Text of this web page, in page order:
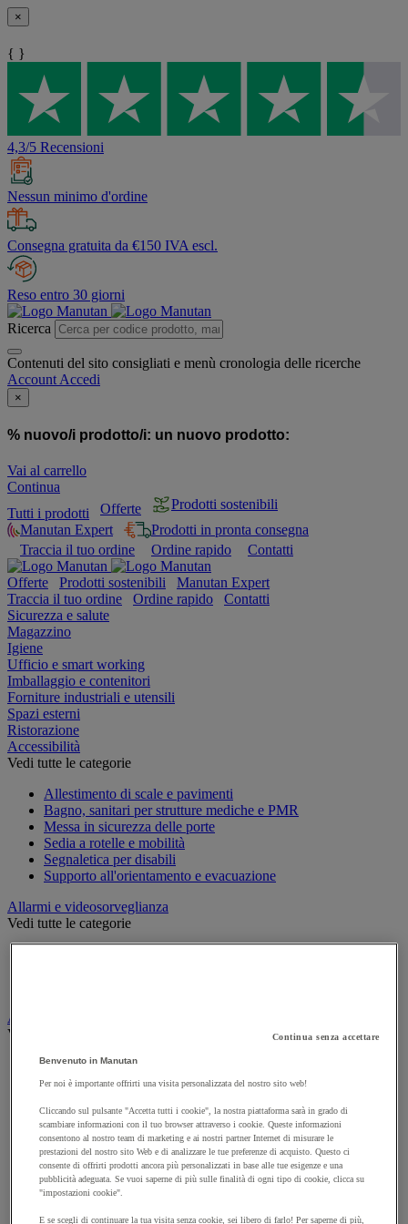
×
{ }
4,3/5 Recensioni
Nessun minimo d'ordine
Consegna gratuita da €150 IVA escl.
Reso entro 30 giorni
Ricerca
Contenuti del sito consigliati e menù cronologia delle ricerche
Account Accedi
×
% nuovo/i prodotto/i: un nuovo prodotto:
Vai al carrello
Continua
Tutti i prodotti
Offerte
Prodotti sostenibili
Manutan Expert
Prodotti in pronta consegna
Traccia il tuo ordine
Ordine rapido Contatti
Offerte Prodotti sostenibili
Manutan Expert
Traccia il tuo ordine
Ordine rapido
Contatti
Sicurezza e salute
Magazzino
Igiene
Ufficio e smart working
Imballaggio e contenitori
Forniture industriali e utensili
Spazi esterni
Ristorazione
Accessibilità
Vedi tutte le categorie
Allestimento di scale e pavimenti
Bagno, sanitari per strutture mediche e PMR
Messa in sicurezza delle porte
Sedia a rotelle e mobilità
Segnaletica per disabili
Supporto all'orientamento e evacuazione
Allarmi e videosorveglianza
Vedi tutte le categorie
Armadio di sicurezza e stoccaggio per materiali pericolosi
Vedi tutte le categorie
Accessori per armadi di sicurezza e di stoccaggio
Armadio di sicurezza
Armadio per batterie a ioni di litio
Armadio per prodotti corrosivi
Armadio per prodotti fitosanitari
Armadio per prodotti infiammabili
Armadio per prodotti tossici
Casse di ventilazione e filtri
Continua senza accettare
Benvenuto in Manutan
Per noi è importante offrirti una visita personalizzata del nostro sito web!
Cliccando sul pulsante "Accetta tutti i cookie", la nostra piattaforma sarà in grado di
scambiare informazioni con il tuo browser attraverso i cookie. Queste informazioni
consentono al nostro team di marketing e ai nostri partner Internet di misurare le
prestazioni del nostro sito Web e di analizzare le tue preferenze di acquisto. Questo ci
consente di offrirti prodotti ancora più personalizzati in base alle tue esigenze e una
pubblicità adeguata. Se vuoi saperne di più sulle finalità di ogni tipo di cookie, clicca su
"impostazioni cookie".
E se scegli di continuare la tua visita senza cookie, sei libero di farlo! Per saperne di più,